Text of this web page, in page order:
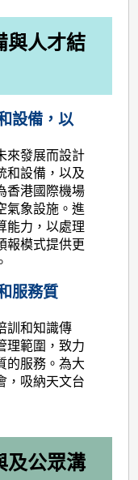
與人才結
設備，以
來發展而設計
和設備，以及
香港國際機場
氣象設施。進
能力，以處理
報模式提供更
服務質
訓和知識傳
理範圍，致力
的服務。為大
，吸納天文台
及公眾溝